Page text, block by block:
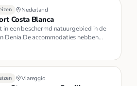
Nederland
Costa Blanca
een beschermd natuurgebied in de
Denia.De accommodaties hebben
en de …
Viareggio